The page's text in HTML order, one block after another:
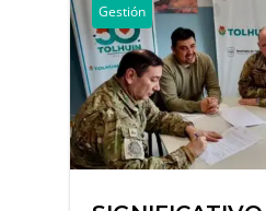
Gestión